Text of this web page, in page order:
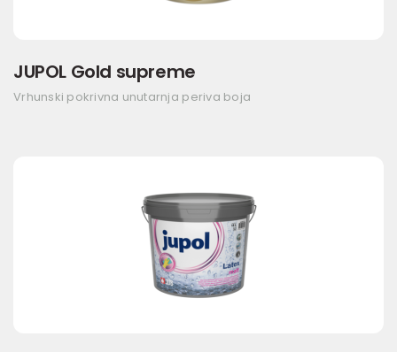
JUPOL Gold supreme
Vrhunski pokrivna unutarnja periva boja